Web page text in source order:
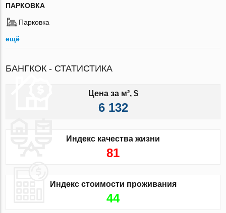
ПАРКОВКА
Парковка
ещё
БАНГКОК - СТАТИСТИКА
Цена за м², $
6 132
Индекс качества жизни
81
Индекс стоимости проживания
44